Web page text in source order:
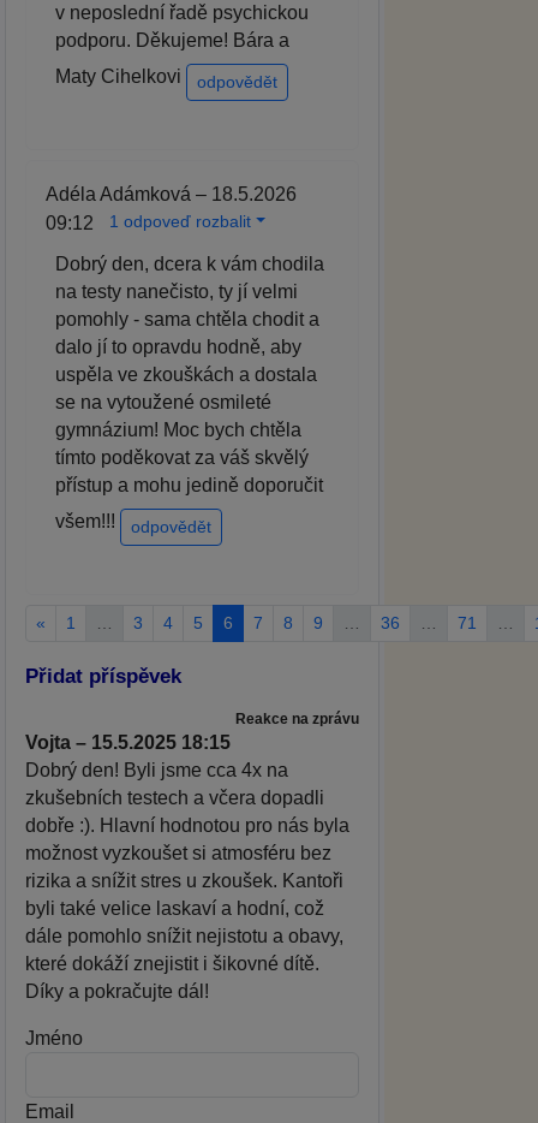
v neposlední řadě psychickou
podporu. Děkujeme! Bára a
Maty Cihelkovi
odpovědět
Adéla Adámková – 18.5.2026
09:12
1 odpoveď rozbalit
Dobrý den, dcera k vám chodila
na testy nanečisto, ty jí velmi
pomohly - sama chtěla chodit a
dalo jí to opravdu hodně, aby
uspěla ve zkouškách a dostala
se na vytoužené osmileté
gymnázium! Moc bych chtěla
tímto poděkovat za váš skvělý
přístup a mohu jedině doporučit
všem!!!
odpovědět
« 1 3 4 5 6 7 8 9 36 71
Přidat příspěvek
Reakce na zprávu
Vojta – 15.5.2025 18:15
Dobrý den! Byli jsme cca 4x na
zkušebních testech a včera dopadli
dobře :). Hlavní hodnotou pro nás byla
možnost vyzkoušet si atmosféru bez
rizika a snížit stres u zkoušek. Kantoři
byli také velice laskaví a hodní, což
dále pomohlo snížit nejistotu a obavy,
které dokáží znejistit i šikovné dítě.
Díky a pokračujte dál!
Jméno
Email